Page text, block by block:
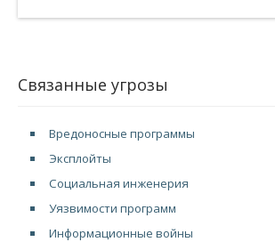
Связанные угрозы
Вредоносные программы
Эксплойты
Социальная инженерия
Уязвимости программ
Информационные войны